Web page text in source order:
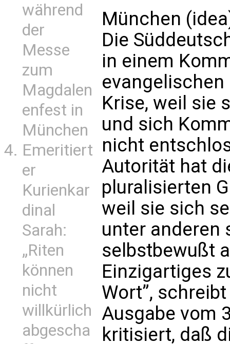
während
der
Messe
zum
Magdalen
enfest in
München
Emeritiert
er
Kurienkar
dinal
Sarah:
„Riten
können
nicht
willkürlich
abgescha
München
Die
in einem
evangelischen
Krise, weil sie
und sich
nicht
Autorität hat
pluralisierten
weil sie sich
unter anderen
selbstbewußt
Einzigartiges
Wort”,
Ausgabe vom
kritisiert, daß